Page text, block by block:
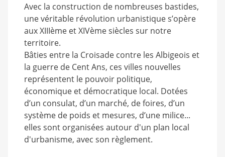
Avec la construction de nombreuses bastides,
une véritable révolution urbanistique s’opère
aux XIIIème et XIVème siècles sur notre
territoire.
Bâties entre la Croisade contre les Albigeois et
la guerre de Cent Ans, ces villes nouvelles
représentent le pouvoir politique,
économique et démocratique local. Dotées
d’un consulat, d’un marché, de foires, d’un
système de poids et mesures, d’une milice...
elles sont organisées autour d'un plan local
d'urbanisme, avec son règlement.